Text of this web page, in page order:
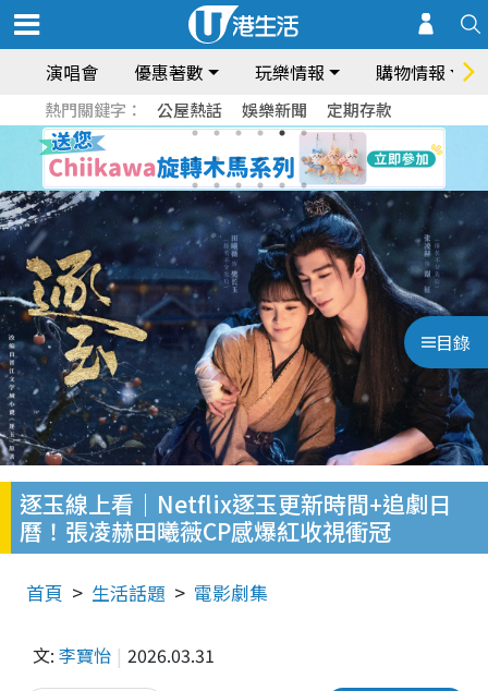
演唱會 優惠著數 玩樂情報 購物情報
熱門關鍵字： 公屋熱話 娛樂新聞 定期存款
目錄
逐玉線上看｜Netflix逐玉更新時間+追劇日
曆！張凌赫田曦薇CP感爆紅收視衝冠
首頁 生活話題 電影劇集
文: 李寶怡 2026.03.31